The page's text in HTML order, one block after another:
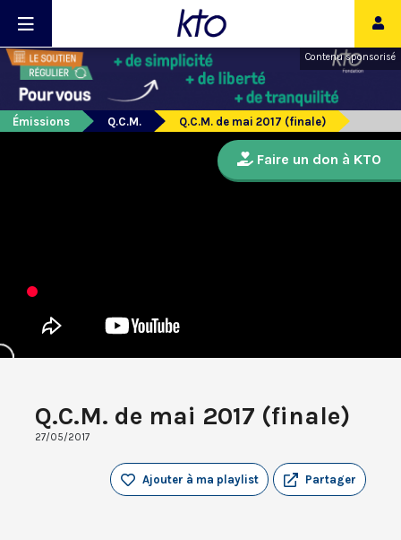
Contenu sponsorisé
Émissions Q.C.M. Q.C.M. de mai 2017 (finale)
Q.C.M. de mai 2017 (finale)
27/05/2017
Partager
Ajouter à ma playlist
Faire un don à KTO